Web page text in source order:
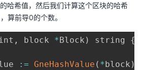
哈希值，然后我们计算这个区块的哈希
算前导0的个数。
, block *Block ) string {
: = GneHashValue ( *block )